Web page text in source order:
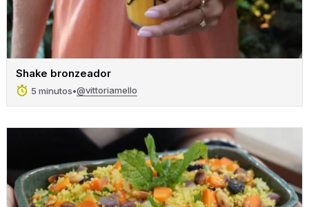
Shake bronzeador
5 minutos•@vittoriamello